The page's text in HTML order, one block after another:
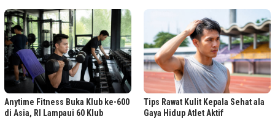
Anytime Fitness Buka Klub ke-600
di Asia, RI Lampaui 60 Klub
Tips Rawat Kulit Kepala Sehat ala
Gaya Hidup Atlet Aktif